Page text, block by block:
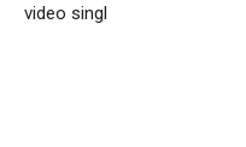
video singl